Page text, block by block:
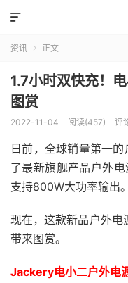

资讯  正文
1.7小时双快充！
图赏
2022-11-04 阅读(457) 评
日前，全球销量第一
了最新旗舰产品户外
支持800W大功率输出。
现在，这款新品户外电
带来图赏。
Jackery电小二户外电